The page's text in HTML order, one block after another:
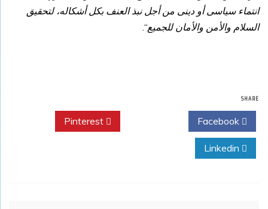
انتماء سياسى أو دينى من أجل نبذ العنف بكل أشكاله، لتحقيق
السلام والأمن والأمان للجميع“.
SHARE